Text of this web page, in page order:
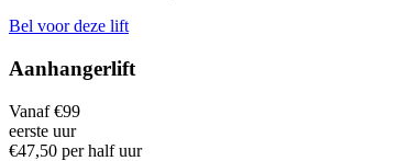
Bel voor deze lift
Aanhangerlift
Vanaf €99
eerste uur
€47,50 per half uur